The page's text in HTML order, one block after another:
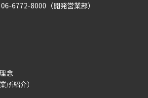
06-6772-8000（開発営業部）
念
所紹介）